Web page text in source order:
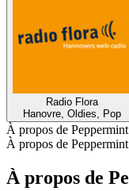
Radio Flora
Hanovre, Oldies, Pop
À propos de
À propos de
À propos de